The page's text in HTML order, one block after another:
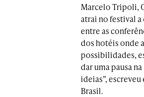
Marcelo Tripoli,
atrai no festival
entre as
dos hotéis onde
possibilidades,
dar uma pausa
ideias”,
Brasil.